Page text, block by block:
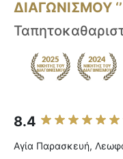
ΔΙΑΓΩΝΙΣΜΟΥ ‘’
8.4
Αγία Παρασκευή,